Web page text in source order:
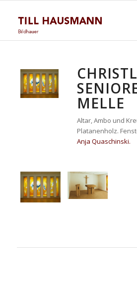
MELLE
Altar, Ambo und
Platanenholz.
Anja Quaschinski.